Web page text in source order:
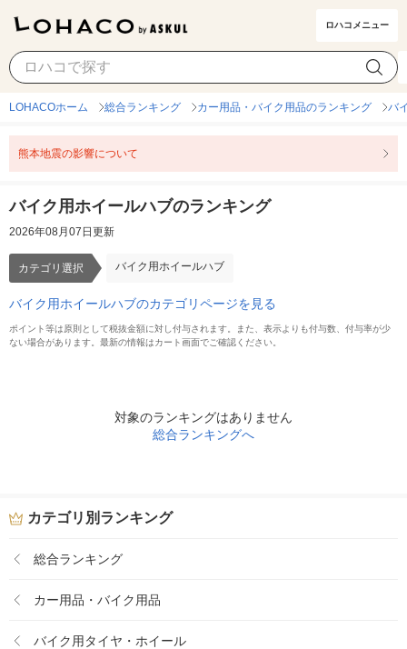
ロハコメニュー
バイク用ホイールハブ カテゴリ選択
LOHACOホーム 総合ランキング カー用品・バイク用品のランキング バ
熊本地震の影響について
バイク用ホイールハブのランキング
2026年08月07日更新
カテゴリ選択 バイク用ホイールハブ
バイク用ホイールハブのカテゴリページを見る
ポイント等は原則として税抜金額に対し付与されます。また、表示よりも付与数、付与率が少
ない場合があります。最新の情報はカート画面でご確認ください。
対象のランキングはありません
総合ランキングへ
カテゴリ別ランキング
総合ランキング
カー用品・バイク用品
バイク用タイヤ・ホイール